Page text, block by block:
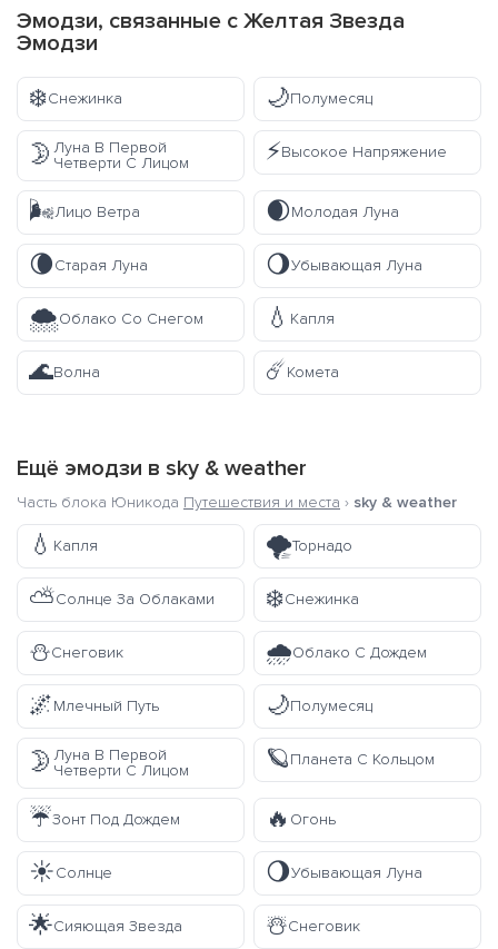
Эмодзи, связанные с Желтая Звезда
Эмодзи
❄️Снежинка 🌙Полумесяц
🌛 Луна В Первой
Четверти С Лицом
⚡Высокое Напряжение
🌬️Лицо Ветра 🌒Молодая Луна
🌘Старая Луна 🌖Убывающая Луна
🌨️Облако Со Снегом 💧 Капля
🌊Волна ☄️Комета
Ещё эмодзи в sky & weather
Часть блока Юникода Путешествия и места › sky & weather
💧 Капля 🌪️Торнадо
⛅Солнце За Облаками ❄️Снежинка
⛄Снеговик 🌧️Облако С Дождем
🌌Млечный Путь 🌙Полумесяц
🌛 Луна В Первой
Четверти С Лицом
🪐Планета С Кольцом
☔Зонт Под Дождем 🔥 Огонь
☀️Солнце 🌖Убывающая Луна
🌟Сияющая Звезда ☃️Снеговик